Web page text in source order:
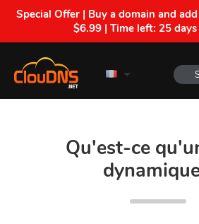
Special Offer | Buy a domain and
$6.99 | Time left: 25
Qu'est-ce